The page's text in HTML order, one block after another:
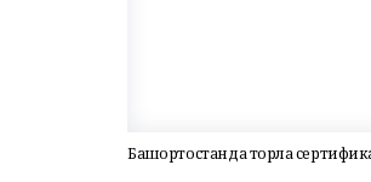
Башҡортостанда торлаҡ